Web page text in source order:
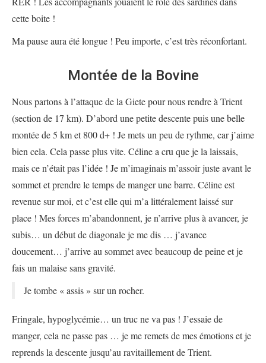
cette boite !
Ma pause aura été longue ! Peu importe, c’est très réconfortant.
Montée de la Bovine
Nous partons à l’attaque de la Giete pour nous rendre à Trient
(section de 17 km). D’abord une petite descente puis une belle
montée de 5 km et 800 d+ ! Je mets un peu de rythme, car j’aime
bien cela. Cela passe plus vite. Céline a cru que je la laissais,
mais ce n’était pas l’idée ! Je m’imaginais m’assoir juste avant le
sommet et prendre le temps de manger une barre. Céline est
revenue sur moi, et c’est elle qui m’a littéralement laissé sur
place ! Mes forces m’abandonnent, je n’arrive plus à avancer, je
subis… un début de diagonale je me dis … j’avance
doucement… j’arrive au sommet avec beaucoup de peine et je
fais un malaise sans gravité.
Je tombe « assis » sur un rocher.
Fringale, hypoglycémie… un truc ne va pas ! J’essaie de
manger, cela ne passe pas … je me remets de mes émotions et je
reprends la descente jusqu’au ravitaillement de Trient.